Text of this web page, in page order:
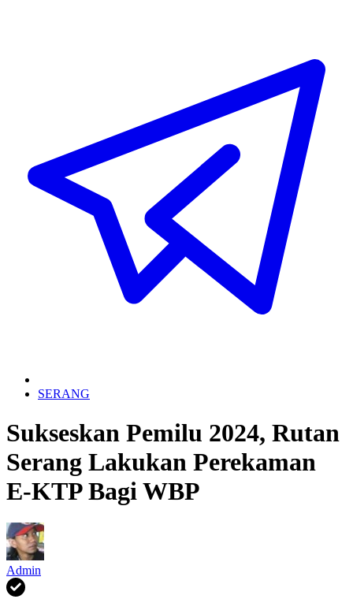
SERANG
Sukseskan Pemilu 2024, Rutan
Serang Lakukan Perekaman
E-KTP Bagi WBP
Admin